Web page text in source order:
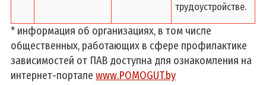
трудоустройстве.
* информация об организациях, в том числе
общественных, работающих в сфере профилактике
зависимостей от ПАВ доступна для ознакомления на
интернет-портале www.POMOGUT.by